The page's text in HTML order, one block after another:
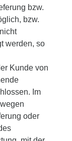
bzw.
bzw.
werden, so
Kunde von
Im
oder